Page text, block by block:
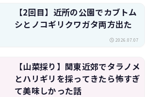
【2回目】近所の公園でカブトム
シとノコギリクワガタ両方出た
2026.07.07
【山菜採り】関東近郊でタラノメ
とハリギリを採ってきたら怖すぎ
て美味しかった話